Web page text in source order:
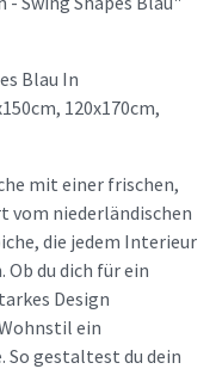
Blau In
120x170cm,
mit einer frischen,
vom niederländischen
die jedem Interieur
du dich für ein
Design
ein
So gestaltest du dein